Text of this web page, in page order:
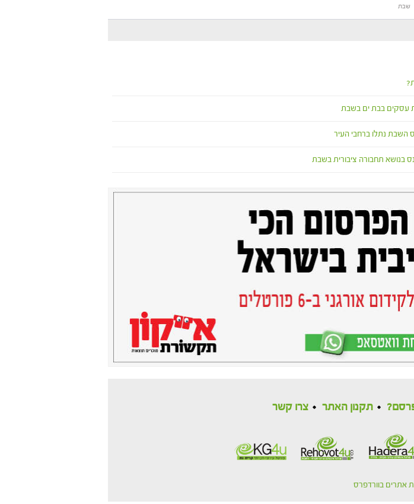
שבת
עסקים בבת ים בשבת
השבת נתלו ברחבי העיר
בנושא תחבורה ציבורית בשבת
תקנון האתר צרו קשר
אתרים בוורדפרס